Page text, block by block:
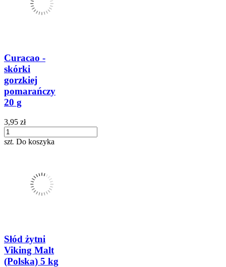
Curacao -
skórki
gorzkiej
pomarańczy
20 g
3,95 zł
szt. Do koszyka
Słód żytni
Viking Malt
(Polska) 5 kg